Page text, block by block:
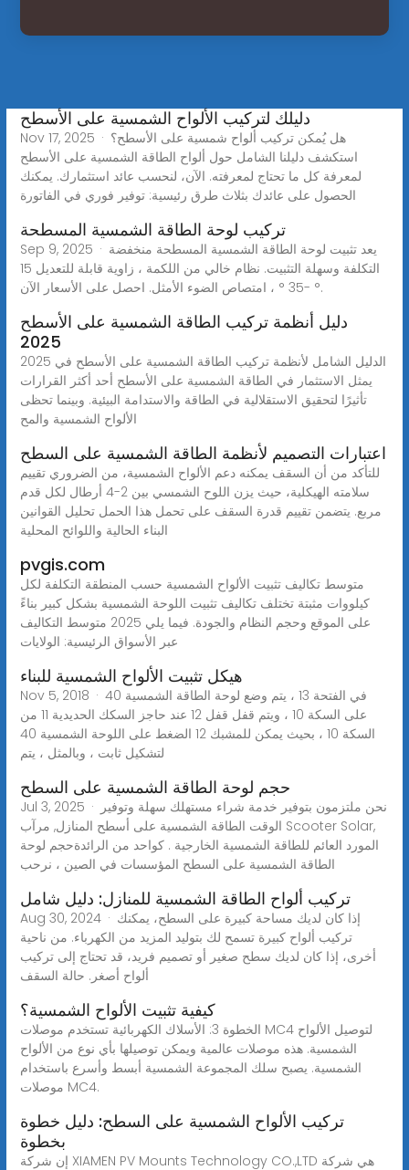
دليلك لتركيب الألواح الشمسية على الأسطح
Nov 17, 2025 · هل يُمكن تركيب ألواح شمسية على الأسطح؟
استكشف دليلنا الشامل حول ألواح الطاقة الشمسية على الأسطح
لمعرفة كل ما تحتاج لمعرفته. الآن، لنحسب عائد استثمارك. يمكنك
الحصول على عائدك بثلاث طرق رئيسية: توفير فوري في الفاتورة
تركيب لوحة الطاقة الشمسية المسطحة
Sep 9, 2025 · يعد تثبيت لوحة الطاقة الشمسية المسطحة منخفضة
التكلفة وسهلة التثبيت. نظام خالي من اللكمة ، زاوية قابلة للتعديل 15
° -35 ° ، امتصاص الضوء الأمثل. احصل على الأسعار الآن.
دليل أنظمة تركيب الطاقة الشمسية على الأسطح
2025
الدليل الشامل لأنظمة تركيب الطاقة الشمسية على الأسطح في 2025
يمثل الاستثمار في الطاقة الشمسية على الأسطح أحد أكثر القرارات
تأثيرًا لتحقيق الاستقلالية في الطاقة والاستدامة البيئية. وبينما تحظى
الألواح الشمسية والمح
اعتبارات التصميم لأنظمة الطاقة الشمسية على السطح
للتأكد من أن السقف يمكنه دعم الألواح الشمسية، من الضروري تقييم
سلامته الهيكلية، حيث يزن اللوح الشمسي بين 2-4 أرطال لكل قدم
مربع. يتضمن تقييم قدرة السقف على تحمل هذا الحمل تحليل القوانين
البناء الحالية واللوائح المحلية
pvgis.com
متوسط تكاليف تثبيت الألواح الشمسية حسب المنطقة التكلفة لكل
كيلووات مثبتة تختلف تكاليف تثبيت اللوحة الشمسية بشكل كبير بناءً
على الموقع وحجم النظام والجودة. فيما يلي 2025 متوسط التكاليف
عبر الأسواق الرئيسية: الولايات
هيكل تثبيت الألواح الشمسية للبناء
Nov 5, 2018 · في الفتحة 13 ، يتم وضع لوحة الطاقة الشمسية 40
على السكة 10 ، ويتم قفل قفل 12 عند حاجز السكك الحديدية 11 من
السكة 10 ، بحيث يمكن للمشبك 12 الضغط على اللوحة الشمسية 40
لتشكيل ثابت ، وبالمثل ، يتم
حجم لوحة الطاقة الشمسية على السطح
Jul 3, 2025 · نحن ملتزمون بتوفير خدمة شراء مستهلك سهلة وتوفير
الوقت الطاقة الشمسية على أسطح المنازل, مرآب Scooter Solar,
المورد العائم للطاقة الشمسية الخارجية . كواحد من الرائدةحجم لوحة
الطاقة الشمسية على السطح المؤسسات في الصين ، نرحب
تركيب ألواح الطاقة الشمسية للمنازل: دليل شامل
Aug 30, 2024 · إذا كان لديك مساحة كبيرة على السطح، يمكنك
تركيب ألواح كبيرة تسمح لك بتوليد المزيد من الكهرباء. من ناحية
أخرى، إذا كان لديك سطح صغير أو تصميم فريد، قد تحتاج إلى تركيب
ألواح أصغر. حالة السقف
كيفية تثبيت الألواح الشمسية؟
الخطوة 3: الأسلاك الكهربائية تستخدم موصلات MC4 لتوصيل الألواح
الشمسية. هذه موصلات عالمية ويمكن توصيلها بأي نوع من الألواح
الشمسية. يصبح سلك المجموعة الشمسية أبسط وأسرع باستخدام
موصلات MC4.
تركيب الألواح الشمسية على السطح: دليل خطوة
بخطوة
إن شركة XIAMEN PV Mounts Technology CO.,LTD هي شركة